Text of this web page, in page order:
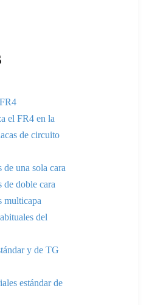
el FR4 en la
de circuito
de una sola cara
de doble cara
multicapa
del
y de TG
estándar de